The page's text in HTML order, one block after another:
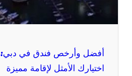
أفضل وأرخص فندق في دبي:
اختيارك الأمثل لإقامة مميزة